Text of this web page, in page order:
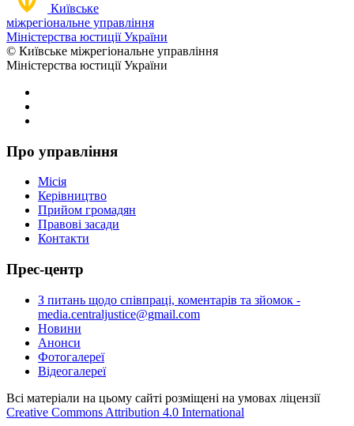
Київське
міжрегіональне управління
Міністерства юстиції України
© Київське міжрегіональне управління
Міністерства юстиції України
Про управління
Місія
Керівництво
Прийом громадян
Правові засади
Контакти
Прес-центр
З питань щодо співпраці, коментарів та зйомок -
media.centraljustice@gmail.com
Новини
Анонси
Фотогалереї
Відеогалереї
Всі матеріали на цьому сайті розміщені на умовах ліцензії
Creative Commons Attribution 4.0 International